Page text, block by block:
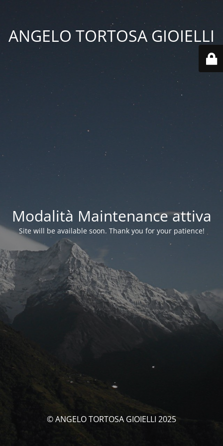
ANGELO TORTOSA GIOIELLI
Modalità Maintenance attiva
Site will be available soon. Thank you for your patience!
© ANGELO TORTOSA GIOIELLI 2025